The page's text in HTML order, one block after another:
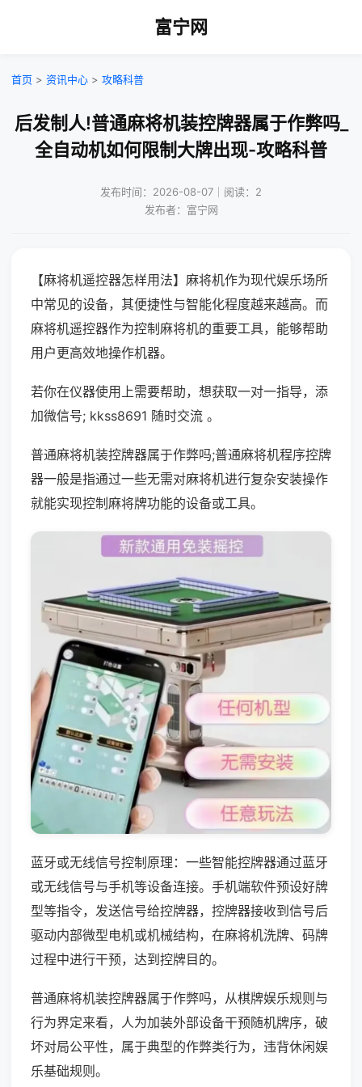
富宁网
首页 > 资讯中心 > 攻略科普
后发制人!普通麻将机装控牌器属于作弊吗_
全自动机如何限制大牌出现-攻略科普
发布时间：2026-08-07｜阅读：2
发布者：富宁网
【麻将机遥控器怎样用法】麻将机作为现代娱乐场所
中常见的设备，其便捷性与智能化程度越来越高。而
麻将机遥控器作为控制麻将机的重要工具，能够帮助
用户更高效地操作机器。
若你在仪器使用上需要帮助，想获取一对一指导，添
加微信号; kkss8691 随时交流 。
普通麻将机装控牌器属于作弊吗;普通麻将机程序控牌
器一般是指通过一些无需对麻将机进行复杂安装操作
就能实现控制麻将牌功能的设备或工具。
蓝牙或无线信号控制原理：一些智能控牌器通过蓝牙
或无线信号与手机等设备连接。手机端软件预设好牌
型等指令，发送信号给控牌器，控牌器接收到信号后
驱动内部微型电机或机械结构，在麻将机洗牌、码牌
过程中进行干预，达到控牌目的。
普通麻将机装控牌器属于作弊吗，从棋牌娱乐规则与
行为界定来看，人为加装外部设备干预随机牌序，破
坏对局公平性，属于典型的作弊类行为，违背休闲娱
乐基础规则。